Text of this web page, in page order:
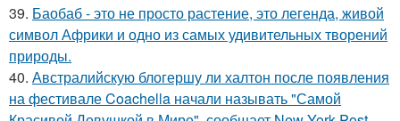
39. Баобаб - это не просто растение, это легенда, живой
символ Африки и одно из самых удивительных творений
природы.
40. Австралийскую блогершу ли халтон после появления
на фестивале Coachella начали называть "Самой